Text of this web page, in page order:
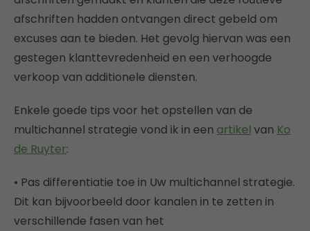
afschriften hadden ontvangen direct gebeld om
excuses aan te bieden. Het gevolg hiervan was een
gestegen klanttevredenheid en een verhoogde
verkoop van additionele diensten.
Enkele goede tips voor het opstellen van de
multichannel strategie vond ik in een artikel van Ko
de Ruyter:
• Pas differentiatie toe in Uw multichannel strategie.
Dit kan bijvoorbeeld door kanalen in te zetten in
verschillende fasen van het